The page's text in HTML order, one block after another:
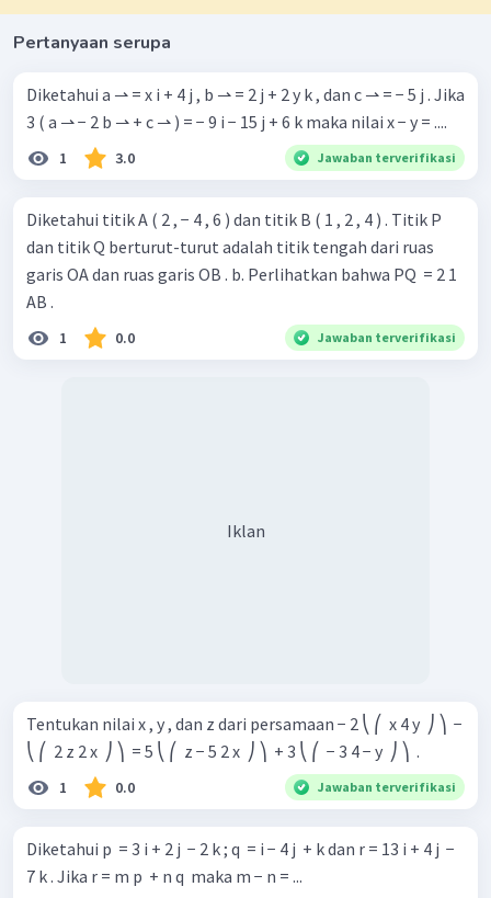
Pertanyaan serupa
Diketahui a ⇀ = x i + 4 j , b ⇀ = 2 j + 2 y k , dan c ⇀ = − 5 j . Jika
3 ( a ⇀ − 2 b ⇀ + c ⇀ ) = − 9 i − 15 j + 6 k maka nilai x − y = ....
1 3.0 Jawaban terverifikasi
Diketahui titik A ( 2 , − 4 , 6 ) dan titik B ( 1 , 2 , 4 ) . Titik P
dan titik Q berturut-turut adalah titik tengah dari ruas
garis OA dan ruas garis OB . b. Perlihatkan bahwa PQ ​ = 2 1 ​
AB .
1 0.0 Jawaban terverifikasi
Iklan
Tentukan nilai x , y , dan z dari persamaan − 2 ⎝ ⎛ ​ x 4 y ​ ⎠ ⎞ ​ −
⎝ ⎛ ​ 2 z 2 x ​ ⎠ ⎞ ​ = 5 ⎝ ⎛ ​ z − 5 2 x ​ ⎠ ⎞ ​ + 3 ⎝ ⎛ ​ − 3 4 − y ​ ⎠ ⎞ ​ .
1 0.0 Jawaban terverifikasi
Diketahui p ​ = 3 i + 2 j ​ − 2 k ; q ​ = i − 4 j ​ + k dan r = 13 i + 4 j ​ −
7 k . Jika r = m p ​ + n q ​ maka m − n = ...